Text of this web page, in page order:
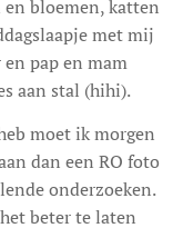
bloemen, katten
met mij
pap en mam
aan stal (hihi).
moet ik morgen
dan een RO foto
onderzoeken.
beter te laten